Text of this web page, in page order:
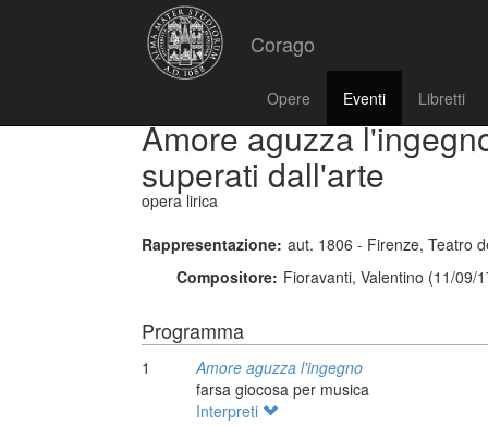
Corago
Opere Eventi Libretti
Amore aguzza
superati dall'arte
opera lirica
Rappresentazione: aut. 1806 - Firenze, Teatro
Compositore: Fioravanti, Valentino (11/09/
Programma
1
Amore aguzza l'ingegno
farsa giocosa per musica
Interpreti